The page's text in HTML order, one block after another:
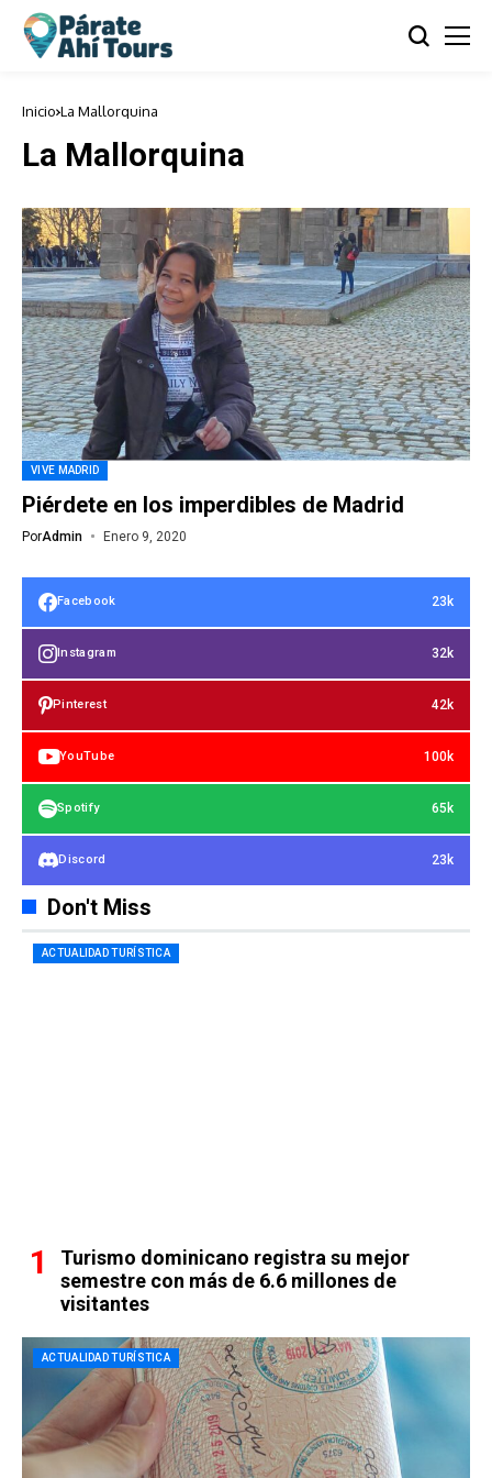
Inicio La Mallorquina
La Mallorquina
VIVE MADRID
Piérdete en los imperdibles de Madrid
PorAdmin Enero 9, 2020
Facebook 23k
Instagram 32k
Pinterest 42k
YouTube 100k
Spotify 65k
Discord 23k
Don't Miss
ACTUALIDAD TURÍSTICA
Turismo dominicano registra su mejor
semestre con más de 6.6 millones de
visitantes
ACTUALIDAD TURÍSTICA